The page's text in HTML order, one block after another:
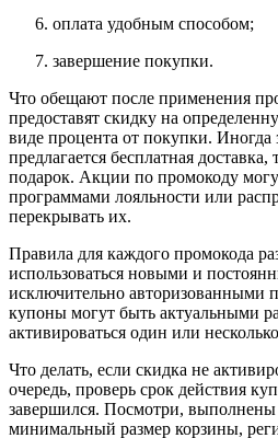
оплата удобным способом;
завершение покупки.
Что обещают после применения
предоставят скидку на
виде процента от покупки. Иногда
предлагается бесплатная
подарок. Акции по промокоду
программами лояльности или
перекрывать их.
Правила для каждого промокода
использоваться новыми и
исключительно авторизованными
купоны могут быть актуальными
активироваться один или
Что делать, если скидка не
очередь, проверь срок действия
завершился. Посмотри, выполнены
минимальный размер корзины,